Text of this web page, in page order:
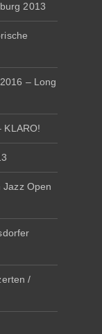
2013
– Long
KLARO!
Jazz Open
/